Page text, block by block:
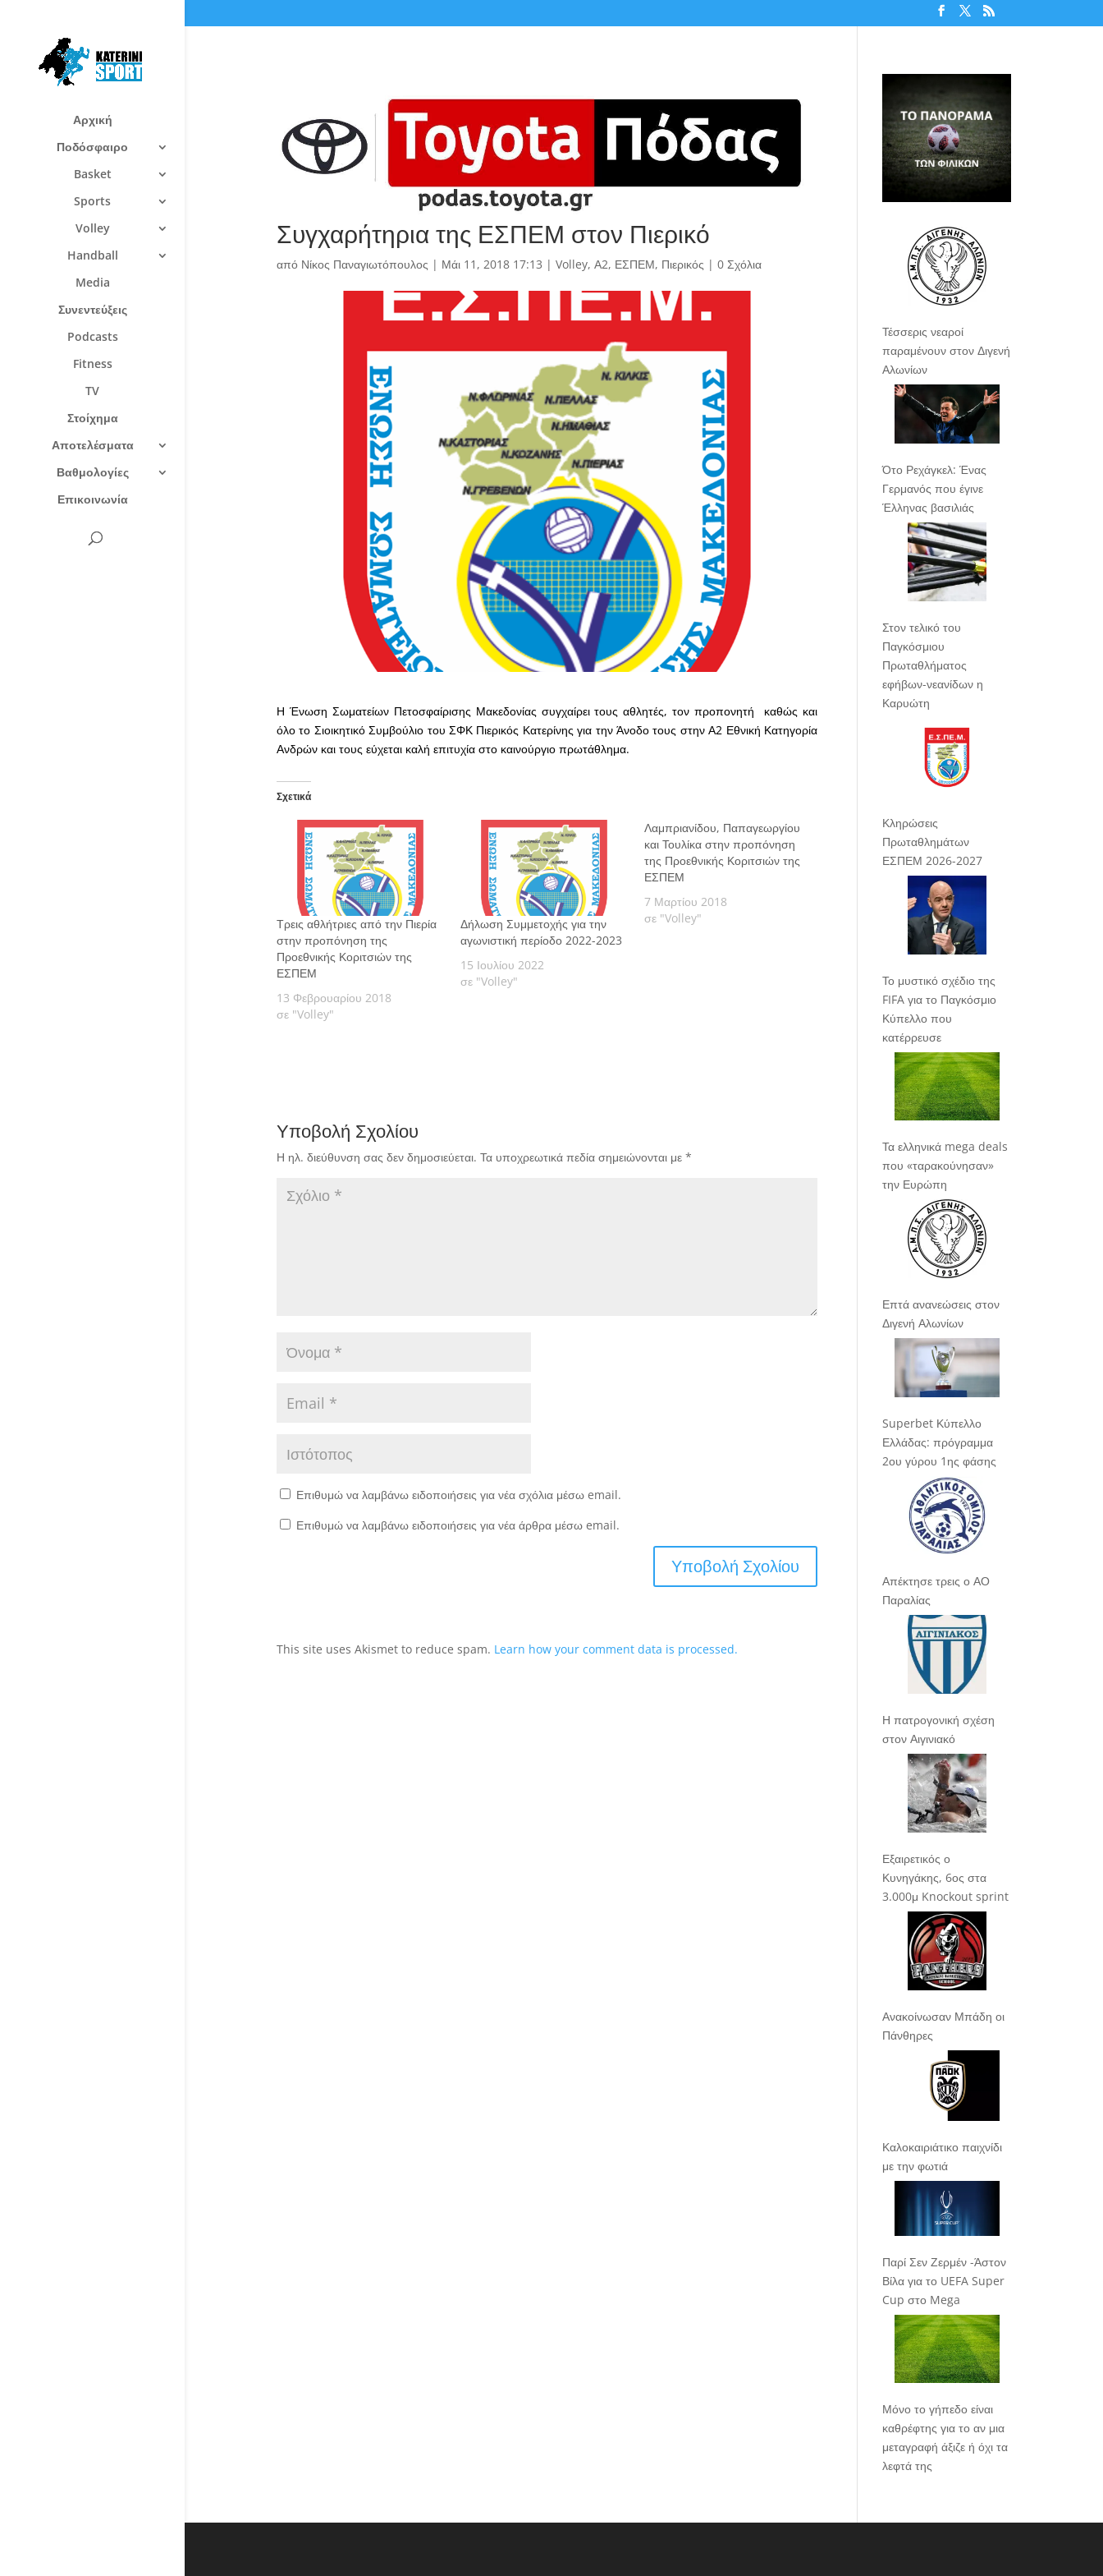
Αρχική
Ποδόσφαιρο
Basket
Sports
Volley
Handball
Media
Συνεντεύξεις
Podcasts
Fitness
TV
Στοίχημα
Αποτελέσματα
Βαθμολογίες
Επικοινωνία
Συγχαρήτηρια της ΕΣΠΕΜ στον Πιερικό
από Νίκος Παναγιωτόπουλος | Μάι 11, 2018 17:13 | Volley, Α2, ΕΣΠΕΜ, Πιερικός | 0 Σχόλια
Η Ένωση Σωματείων Πετοσφαίρισης Μακεδονίας συγχαίρει τους αθλητές, τον προπονητή καθώς και
όλο το Σιοικητικό Συμβούλιο του ΣΦΚ Πιερικός Κατερίνης για την Άνοδο τους στην Α2 Εθνική Κατηγορία
Ανδρών και τους εύχεται καλή επιτυχία στο καινούργιο πρωτάθλημα.
Σχετικά
Τρεις αθλήτριες από την Πιερία
στην προπόνηση της
Προεθνικής Κοριτσιών της
ΕΣΠΕΜ
13 Φεβρουαρίου 2018
σε "Volley"
Δήλωση Συμμετοχής για την
αγωνιστική περίοδο 2022-2023
15 Ιουλίου 2022
σε "Volley"
Λαμπριανίδου, Παπαγεωργίου
και Τουλίκα στην προπόνηση
της Προεθνικής Κοριτσιών της
ΕΣΠΕΜ
7 Μαρτίου 2018
σε "Volley"
Υποβολή Σχολίου
Η ηλ. διεύθυνση σας δεν δημοσιεύεται. Τα υποχρεωτικά πεδία σημειώνονται με *
Επιθυμώ να λαμβάνω ειδοποιήσεις για νέα σχόλια μέσω email.
Επιθυμώ να λαμβάνω ειδοποιήσεις για νέα άρθρα μέσω email.
This site uses Akismet to reduce spam. Learn how your comment data is processed.
Τέσσερις νεαροί
παραμένουν στον Διγενή
Αλωνίων
Ότο Ρεχάγκελ: Ένας
Γερμανός που έγινε
Έλληνας βασιλιάς
Στον τελικό του
Παγκόσμιου
Πρωταθλήματος
εφήβων-νεανίδων η
Καρυώτη
Κληρώσεις
Πρωταθλημάτων
ΕΣΠΕΜ 2026-2027
Το μυστικό σχέδιο της
FIFA για το Παγκόσμιο
Κύπελλο που
κατέρρευσε
Τα ελληνικά mega deals
που «ταρακούνησαν»
την Ευρώπη
Επτά ανανεώσεις στον
Διγενή Αλωνίων
Superbet Κύπελλο
Ελλάδας: πρόγραμμα
2ου γύρου 1ης φάσης
Απέκτησε τρεις ο ΑΟ
Παραλίας
Η πατρογονική σχέση
στον Αιγινιακό
Εξαιρετικός ο
Κυνηγάκης, 6ος στα
3.000μ Knockout sprint
Ανακοίνωσαν Μπάδη οι
Πάνθηρες
Καλοκαιριάτικο παιχνίδι
με την φωτιά
Παρί Σεν Ζερμέν -Άστον
Βίλα για το UEFA Super
Cup στο Mega
Μόνο το γήπεδο είναι
καθρέφτης για το αν μια
μεταγραφή άξιζε ή όχι τα
λεφτά της